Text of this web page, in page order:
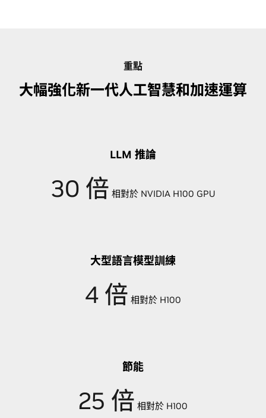
重點
大幅強化新一代人工智慧和加速運算
LLM 推論
30 倍 相對於 NVIDIA H100 GPU
大型語言模型訓練
4 倍 相對於 H100
節能
25 倍 相對於 H100